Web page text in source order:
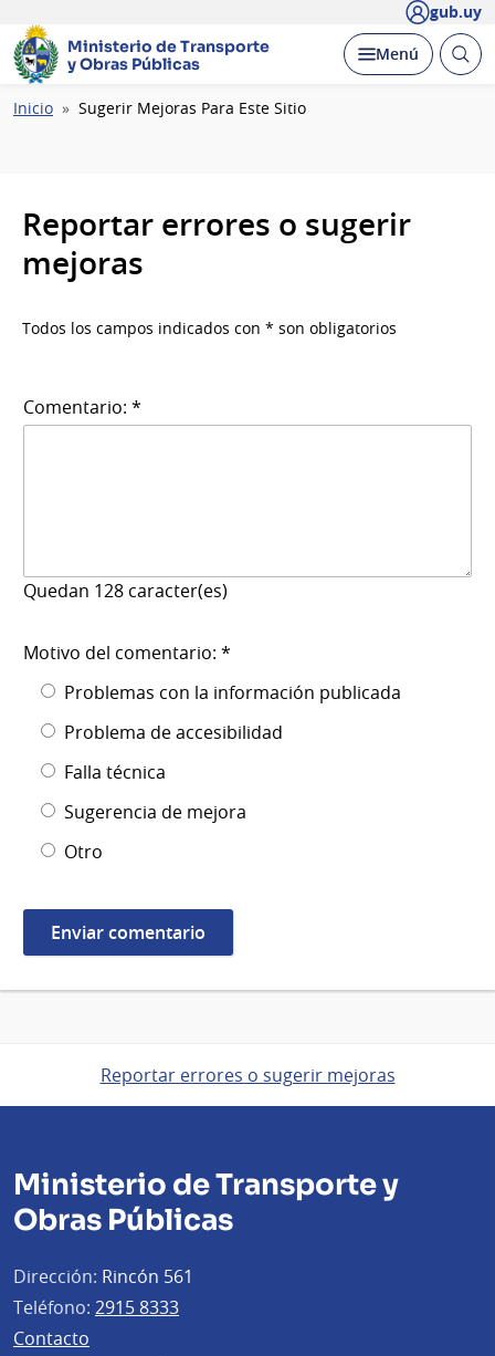
gub.uy
Ministerio de Transporte
y Obras Públicas
Desplegar
Menú Abrir
Ruta
Inicio Sugerir Mejoras Para Este Sitio
Reportar errores o sugerir
mejoras
Todos los campos indicados con * son obligatorios
Comentario: *
Quedan 128 caracter(es)
Motivo del comentario: *
Problemas con la información publicada
Problema de accesibilidad
Falla técnica
Sugerencia de mejora
Otro
Reportar errores o sugerir mejoras
Ministerio de Transporte y
Obras Públicas
Dirección: Rincón 561
Teléfono: 2915 8333
Contacto